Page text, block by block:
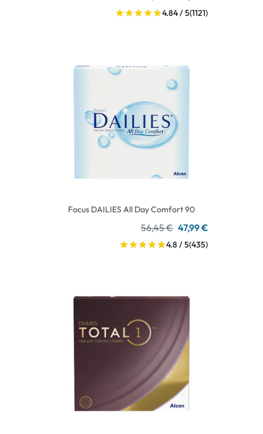
4.84 / 5(1121)
Focus DAILIES All Day Comfort 90
56,45 € 47,99 €
4.8 / 5(435)